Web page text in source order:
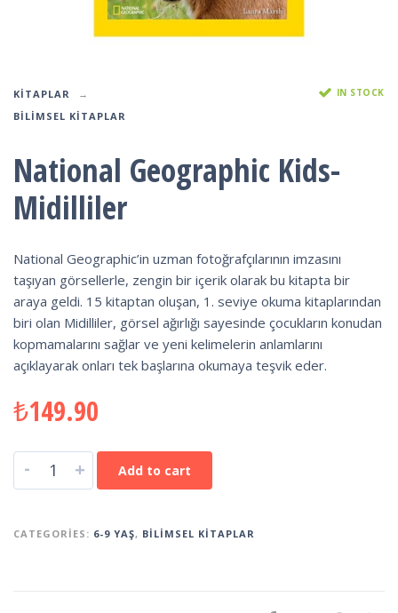
KITAPLAR
BILIMSEL KITAPLAR
IN STOCK
National Geographic Kids-
Midilliler
National Geographic’in uzman fotoğrafçılarının imzasını
taşıyan görsellerle, zengin bir içerik olarak bu kitapta bir
araya geldi. 15 kitaptan oluşan, 1. seviye okuma kitaplarından
biri olan Midilliler, görsel ağırlığı sayesinde çocukların konudan
kopmamalarını sağlar ve yeni kelimelerin anlamlarını
açıklayarak onları tek başlarına okumaya teşvik eder.
₺149.90
- + Add to cart
CATEGORIES: 6-9 YAŞ, BILIMSEL KITAPLAR